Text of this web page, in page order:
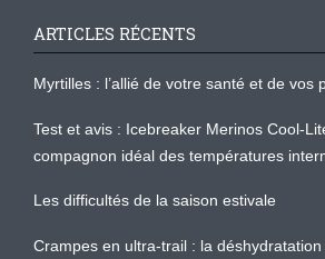
ARTICLES RÉCENTS
Myrtilles : l’allié de votre santé et de vos
Test et avis : Icebreaker Merinos Cool-
compagnon idéal des températures
Les difficultés de la saison estivale
Crampes en ultra-trail : la déshydratation